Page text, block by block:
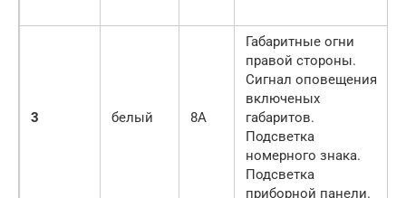
3 белый 8A
Габаритные огни
правой стороны.
Сигнал оповещения
включеных
габаритов.
Подсветка
номерного знака.
Подсветка
приборной панели.